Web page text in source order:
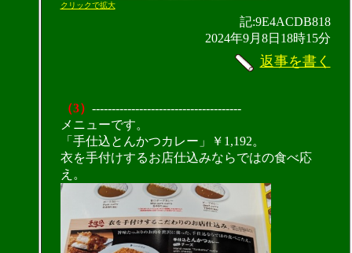
クリックで拡大
記:9E4ACDB818
2024年9月8日18時15分
返事を書く
（3） --------------------------------------
メニューです。
「手仕込とんかつカレー」￥1,192。
衣を手付けするお店仕込みならではの食べ応
え。